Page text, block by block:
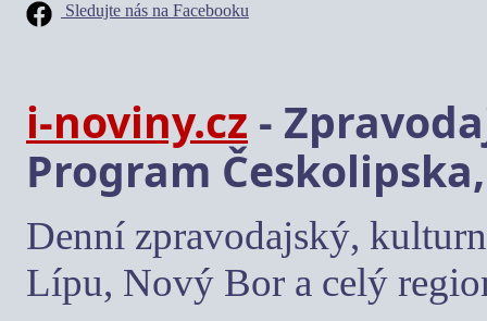
Sledujte nás na Facebooku
i-noviny.cz -
Program
Denní zpravodajský,
Lípu, Nový Bor a celý